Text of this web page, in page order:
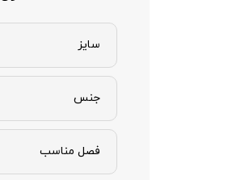
سایز
جنس
فصل مناسب